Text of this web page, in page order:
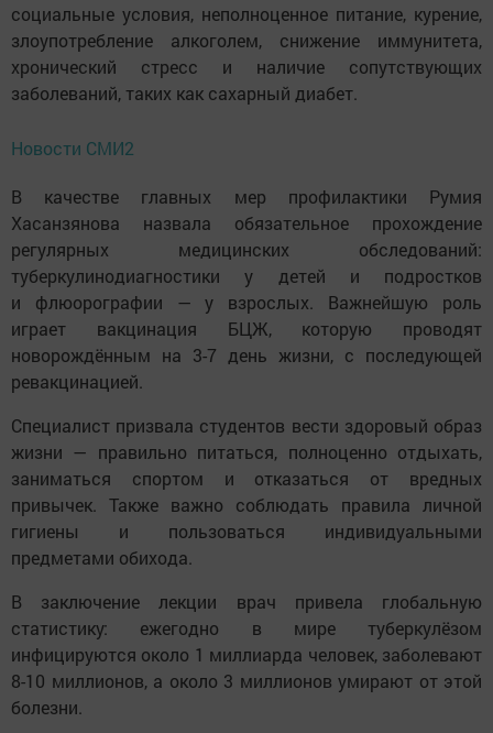
социальные условия, неполноценное питание, курение,
злоупотребление алкоголем, снижение иммунитета,
хронический стресс и наличие сопутствующих
заболеваний, таких как сахарный диабет.
Новости СМИ2
В качестве главных мер профилактики Румия
Хасанзянова назвала обязательное прохождение
регулярных медицинских обследований:
туберкулинодиагностики у детей и подростков
и флюорографии — у взрослых. Важнейшую роль
играет вакцинация БЦЖ, которую проводят
новорождённым на 3-7 день жизни, с последующей
ревакцинацией.
Специалист призвала студентов вести здоровый образ
жизни — правильно питаться, полноценно отдыхать,
заниматься спортом и отказаться от вредных
привычек. Также важно соблюдать правила личной
гигиены и пользоваться индивидуальными
предметами обихода.
В заключение лекции врач привела глобальную
статистику: ежегодно в мире туберкулёзом
инфицируются около 1 миллиарда человек, заболевают
8-10 миллионов, а около 3 миллионов умирают от этой
болезни.